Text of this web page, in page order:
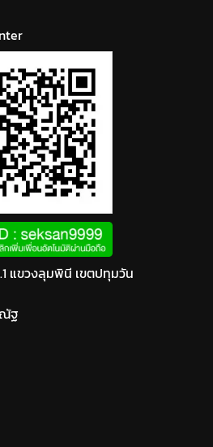
แขวงลุมพินี เขตปทุมวัน
ฐ